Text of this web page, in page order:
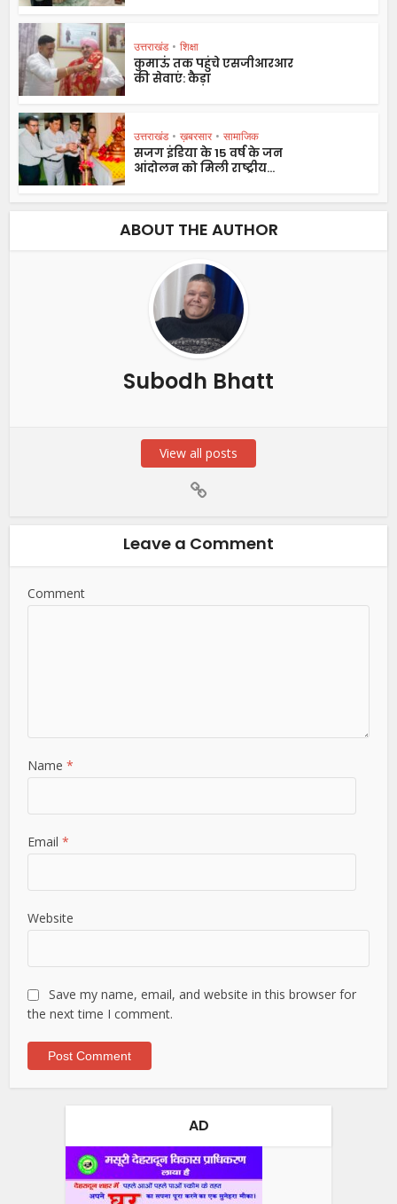
उत्तराखंड • शिक्षा
कुमाऊं तक पहुंचे एसजीआरआर
की सेवाएं: कैड़ा
उत्तराखंड • ख़बरसार • सामाजिक
सजग इंडिया के 15 वर्ष के जन
आंदोलन को मिली राष्ट्रीय...
ABOUT THE AUTHOR
Subodh Bhatt
View all posts
Leave a Comment
Comment
Name*
Email*
Website
Save my name, email, and website in this browser for
the next time I comment.
AD